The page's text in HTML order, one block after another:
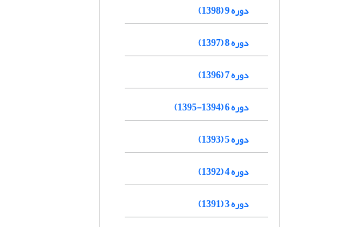
دوره 9 (1398)
دوره 8 (1397)
دوره 7 (1396)
دوره 6 (1394-1395)
دوره 5 (1393)
دوره 4 (1392)
دوره 3 (1391)